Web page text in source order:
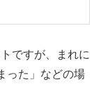
ですが、まれに
った」などの場